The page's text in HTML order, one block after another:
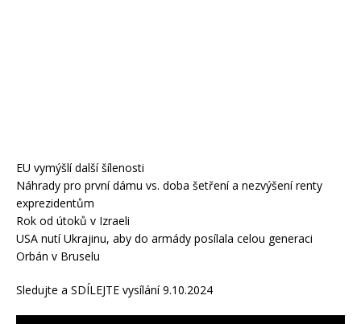
EU vymýšlí další šílenosti
Náhrady pro první dámu vs. doba šetření a nezvýšení renty
exprezidentům
Rok od útoků v Izraeli
USA nutí Ukrajinu, aby do armády posílala celou generaci
Orbán v Bruselu
Sledujte a SDÍLEJTE vysílání 9.10.2024